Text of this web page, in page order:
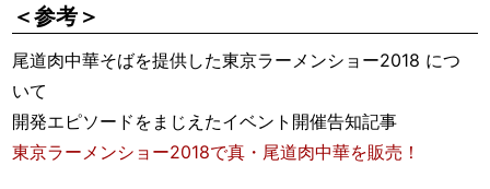
＜参考＞
尾道肉中華そばを提供した東京ラーメンショー2018 につ
いて
開発エピソードをまじえたイベント開催告知記事
東京ラーメンショー2018で真・尾道肉中華を販売！